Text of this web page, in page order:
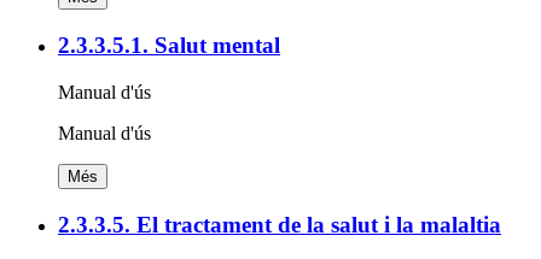
2.3.3.5.1. Salut mental
Manual d'ús
Manual d'ús
Més
2.3.3.5. El tractament de la salut i la malaltia